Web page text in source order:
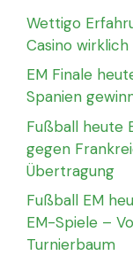
Wettigo
Casino
EM Finale
Spanien
Fußball heute
gegen
Übertragung
Fußball EM
EM-Spiele –
Turnierbaum